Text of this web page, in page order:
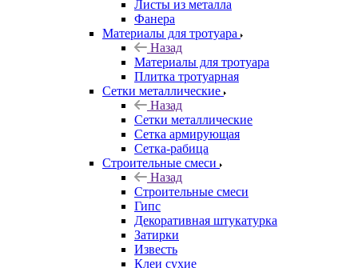
Листы из металла
Фанера
Материалы для тротуара
Назад
Материалы для тротуара
Плитка тротуарная
Сетки металлические
Назад
Сетки металлические
Сетка армирующая
Сетка-рабица
Строительные смеси
Назад
Строительные смеси
Гипс
Декоративная штукатурка
Затирки
Известь
Клеи сухие